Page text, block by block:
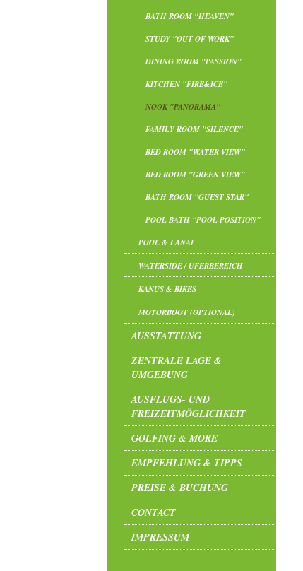
BATH ROOM "HEAVEN"
STUDY "OUT OF WORK"
DINING ROOM "PASSION"
KITCHEN "FIRE&ICE"
NOOK "PANORAMA"
FAMILY ROOM "SILENCE"
BED ROOM "WATER VIEW"
BED ROOM "GREEN VIEW"
BATH ROOM "GUEST STAR"
POOL BATH "POOL POSITION"
POOL & LANAI
WATERSIDE / UFERBEREICH
KANUS & BIKES
MOTORBOOT (OPTIONAL)
AUSSTATTUNG
ZENTRALE LAGE &
UMGEBUNG
AUSFLUGS- UND
FREIZEITMÖGLICHKEIT
GOLFING & MORE
EMPFEHLUNG & TIPPS
PREISE & BUCHUNG
CONTACT
IMPRESSUM